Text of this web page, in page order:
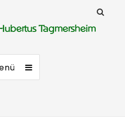
Tagmersheim